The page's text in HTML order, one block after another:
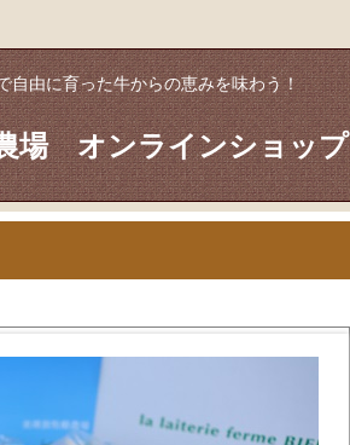
自由に育った牛からの恵みを味わう！
場 オンラインショップ